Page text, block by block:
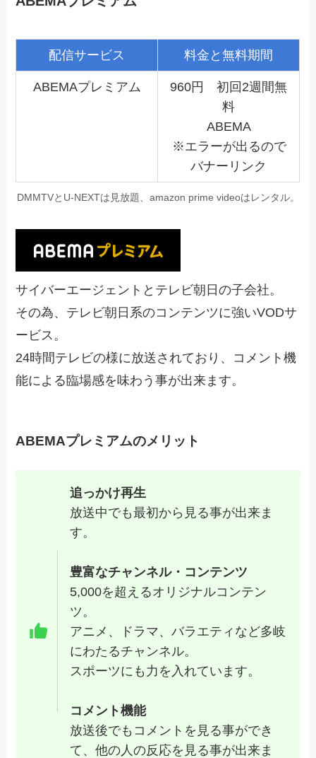
配信サービス 料金と無料期間
ABEMAプレミアム
960円 初回2週間無
料
ABEMA
※エラーが出るので
バナーリンク
DMMTVとU-NEXTは見放題、amazon prime videoはレンタル。
サイバーエージェントとテレビ朝日の子会社。
その為、テレビ朝日系のコンテンツに強いVODサ
ービス。
24時間テレビの様に放送されており、コメント機
能による臨場感を味わう事が出来ます。
ABEMAプレミアムのメリット
追っかけ再生
放送中でも最初から見る事が出来ま
す。
豊富なチャンネル・コンテンツ
5,000を超えるオリジナルコンテン
ツ。
アニメ、ドラマ、バラエティなど多岐
にわたるチャンネル。
スポーツにも力を入れています。
コメント機能
放送後でもコメントを見る事ができ
て、他の人の反応を見る事が出来ま